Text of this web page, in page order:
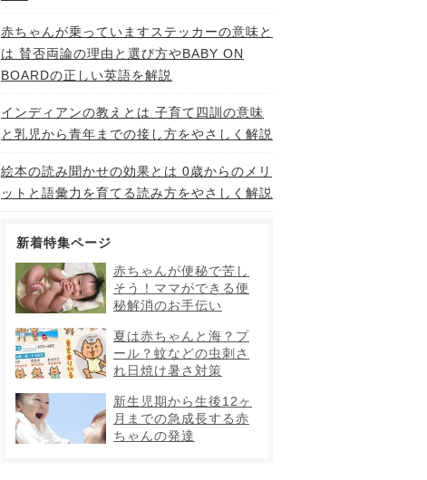
赤ちゃんが乗っていますステッカーの意味と
は 賛否両論の理由と選び方やBABY ON
BOARDの正しい英語を解説
インディアンの教えとは 子育て四訓の意味
と乳児から青年までの接し方をやさしく解説
絵本の読み聞かせの効果とは 0歳からのメリ
ットと語彙力を育てる読み方をやさしく解説
新着特集ページ
赤ちゃんが便秘で苦し
そう！ママができる便
秘解消のお手伝い
夏は赤ちゃんと海？プ
ール？蚊などの虫刺さ
れ日焼け暑さ対策
新生児期から生後12ヶ
月までの急成長する赤
ちゃんの発達